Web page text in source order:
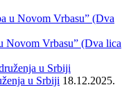
Novom Vrbasu” (Dva lica
u Srbiji 18.12.2025.